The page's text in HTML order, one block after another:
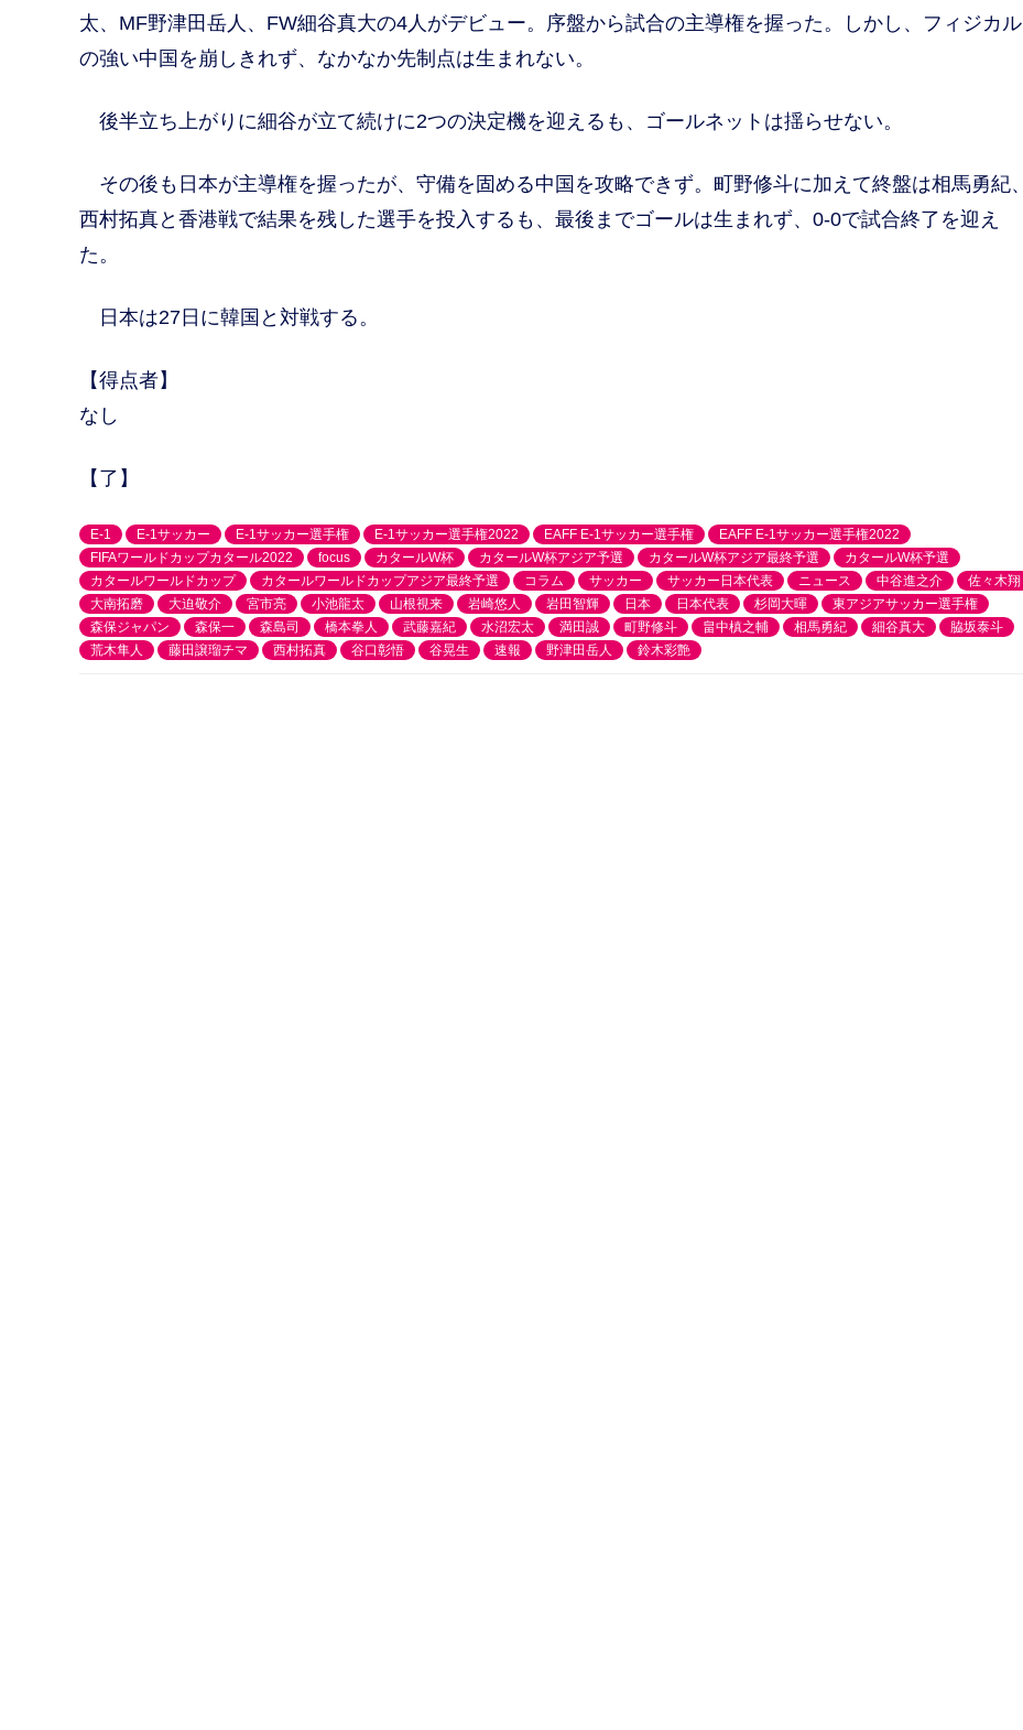
太、MF野津田岳人、FW細谷真大の4人がデビュー。序盤から試合の主導権を握った。しかし、フィジカル
の強い中国を崩しきれず、なかなか先制点は生まれない。
後半立ち上がりに細谷が立て続けに2つの決定機を迎えるも、ゴールネットは揺らせない。
その後も日本が主導権を握ったが、守備を固める中国を攻略できず。町野修斗に加えて終盤は相馬勇紀、
西村拓真と香港戦で結果を残した選手を投入するも、最後までゴールは生まれず、0-0で試合終了を迎え
た。
日本は27日に韓国と対戦する。
【得点者】
なし
【了】
E-1 E-1サッカー E-1サッカー選手権 E-1サッカー選手権2022 EAFF E-1サッカー選手権
EAFF E-1サッカー選手権2022
FIFAワールドカップカタール2022
focus カタールW杯 カタールW杯アジア予選 カタールW杯アジア最終予選
カタールW杯予選
カタールワールドカップ
カタールワールドカップアジア最終予選 コラム サッカー サッカー日本代表 ニュース 中谷進之介
佐々木翔
大南拓磨
大迫敬介 宮市亮 小池龍太 山根視来 岩崎悠人 岩田智輝 日本 日本代表 杉岡大暉
東アジアサッカー選手権
森保ジャパン
森保一 森島司 橋本拳人 武藤嘉紀 水沼宏太 満田誠 町野修斗 畠中槙之輔 相馬勇紀 細谷真大
脇坂泰斗
荒木隼人
藤田譲瑠チマ 西村拓真 谷口彰悟 谷晃生 速報 野津田岳人 鈴木彩艶